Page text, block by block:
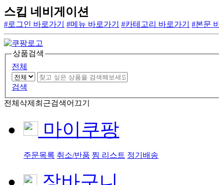
스킵 네비게이션
#로그인 바로가기 #메뉴 바로가기 #카테고리 바로가기 #본문
상품검색
전체
검색
전체삭제 최근검색어끄기
마이쿠팡
주문목록 취소/반품 찜 리스트 정기배송